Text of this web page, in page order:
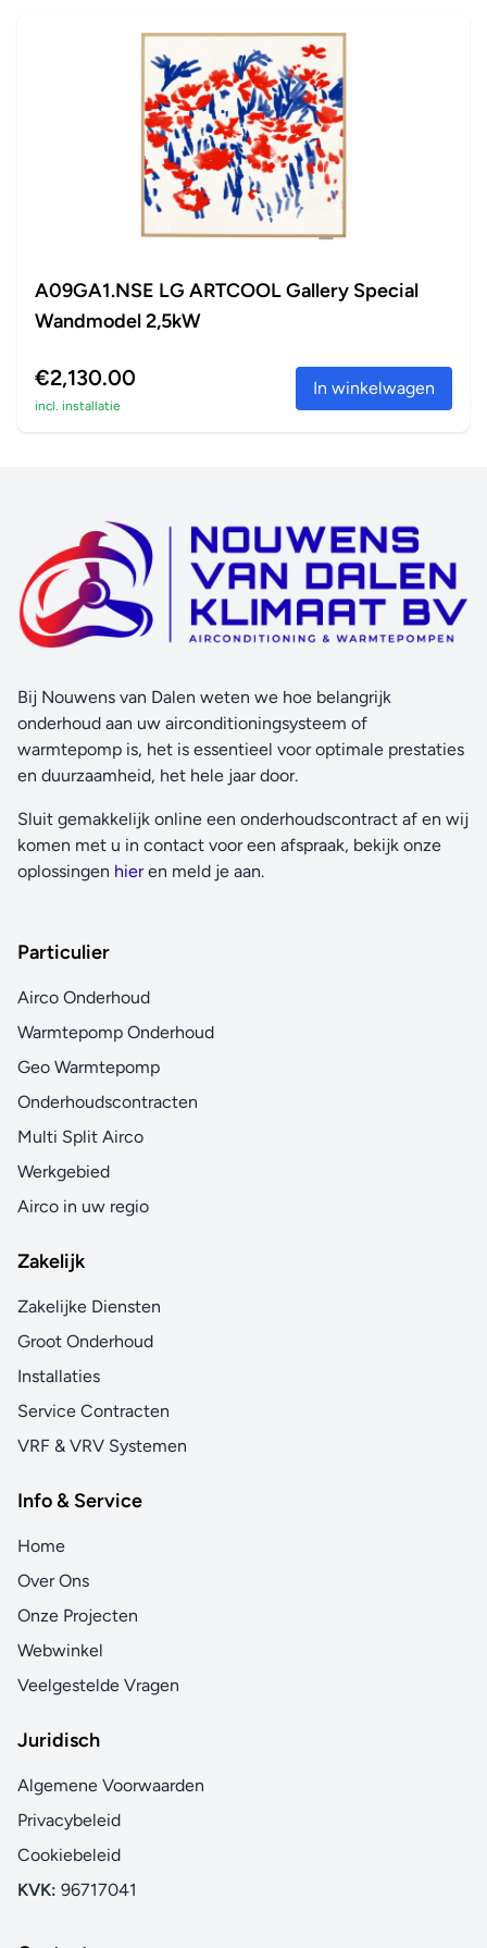
A09GA1.NSE LG ARTCOOL Gallery Special
Wandmodel 2,5kW
€2,130.00
incl. installatie
In winkelwagen
Bij Nouwens van Dalen weten we hoe belangrijk
onderhoud aan uw airconditioningsysteem of
warmtepomp is, het is essentieel voor optimale prestaties
en duurzaamheid, het hele jaar door.
Sluit gemakkelijk online een onderhoudscontract af en wij
komen met u in contact voor een afspraak, bekijk onze
oplossingen hieren meld je aan.
Particulier
Airco Onderhoud
Warmtepomp Onderhoud
Geo Warmtepomp
Onderhoudscontracten
Multi Split Airco
Werkgebied
Airco in uw regio
Zakelijk
Zakelijke Diensten
Groot Onderhoud
Installaties
Service Contracten
VRF & VRV Systemen
Info & Service
Home
Over Ons
Onze Projecten
Webwinkel
Veelgestelde Vragen
Juridisch
Algemene Voorwaarden
Privacybeleid
Cookiebeleid
KVK: 96717041